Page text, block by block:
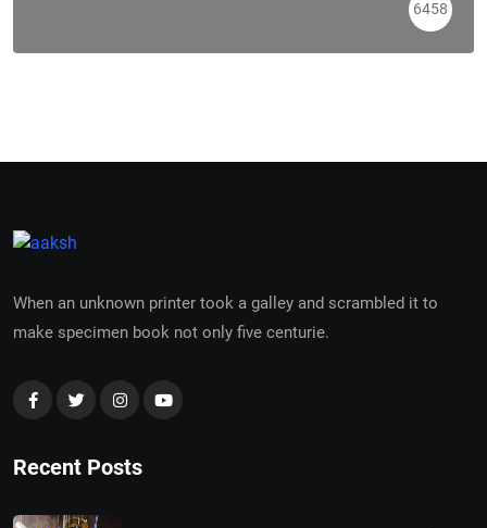
6458
When an unknown printer took a galley and scrambled it to
make specimen book not only five centurie.
Recent Posts